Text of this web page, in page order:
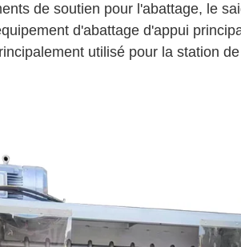
de soutien pour l'abattage, le
d'abattage d'appui
utilisé pour la station